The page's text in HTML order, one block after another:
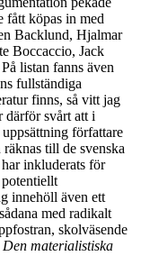
fått köpas in med
Backlund, Hjalmar
Boccaccio, Jack
listan fanns även
fullständiga
finns, så vitt jag
därför svårt att i
författare
till de svenska
inkluderats för
innehöll även ett
med radikalt
skolväsende
Den materialistiska